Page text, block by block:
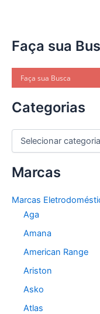
Faça sua
Categorias
C
e
r
Marcas
Marcas
Aga
Amana
American Range
Ariston
Asko
Atlas